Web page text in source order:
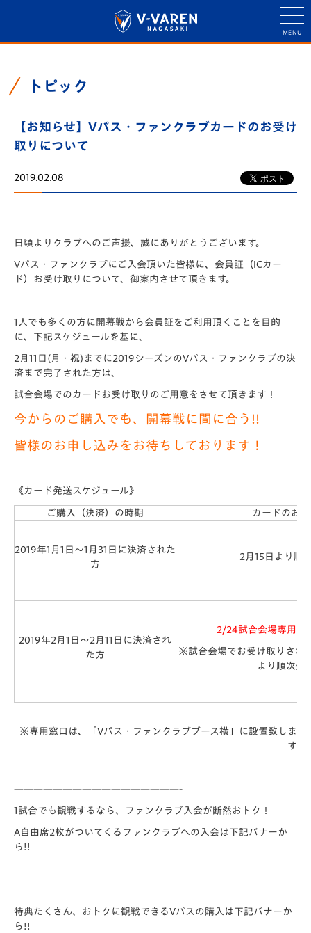
トピック
【お知らせ】Vパス・ファンクラブカードのお受け
取りについて
2019.02.08
日頃よりクラブへのご声援、誠にありがとうございます。
Vパス・ファンクラブにご入会頂いた皆様に、会員証（ICカー
ド）お受け取りについて、御案内させて頂きます。
1人でも多くの方に開幕戦から会員証をご利用頂くことを目的
に、下記スケジュールを基に、
2月11日(月・祝)までに2019シーズンのVパス・ファンクラブの決
済まで完了された方は、
試合会場でのカードお受け取りのご用意をさせて頂きます！
今からのご購入でも、開幕戦に間に合う!!
皆様のお申し込みをお待ちしております！
《カード発送スケジュール》
ご購入（決済）の時期 カードのお
2019年1月1日～1月31日に決済された
方
2月15日より順
2019年2月1日～2月11日に決済され
た方
2/24試合会場専用窓
※試合会場でお受け取りされ
より順次発
※専用窓口は、「Vパス・ファンクラブブース横」に設置致しま
す
—————————————————-
1試合でも観戦するなら、ファンクラブ入会が断然おトク！
A自由席2枚がついてくるファンクラブへの入会は下記バナーか
ら!!
特典たくさん、おトクに観戦できるVパスの購入は下記バナーか
ら!!